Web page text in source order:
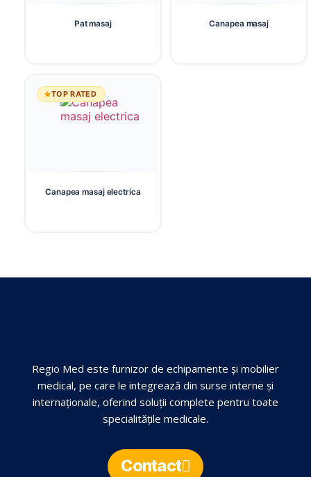
Pat masaj Canapea masaj
TOP RATED
Canapea masaj electrica
Regio Med este furnizor de echipamente și mobilier
medical, pe care le integrează din surse interne și
internaționale, oferind soluții complete pentru toate
specialitățile medicale.
Contact